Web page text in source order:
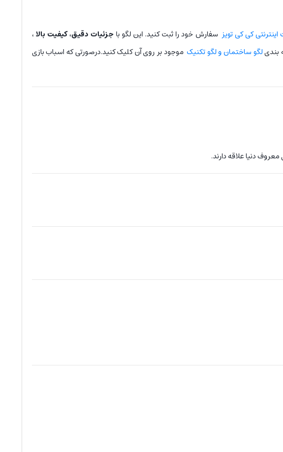
کی کی تویز سفارش خود را ثبت کنید. این لگو با جزئیات دقیق، کیفیت بالا ،
بندیلگو ساختمان و لگو تکنیکموجود بر روی آن کلیک کنید.درصورتی که اسباب بازی
دنیا علاقه دارند.